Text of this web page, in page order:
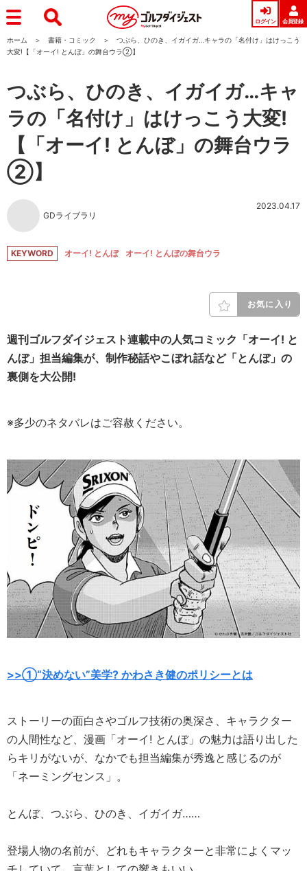
ログイン 会員登録
ホーム 書籍・コミック
つぶら、ひのき、イガイガ…キャラの「名付け」はけっこう
大変!【「オーイ! とんぼ」の舞台ウラ②】
つぶら、ひのき、イガイガ…キャ
ラの「名付け」はけっこう大変!
【「オーイ! とんぼ」の舞台ウラ
②】
GDライブラリ
2023.04.17
KEYWORD オーイ! とんぼ オーイ! とんぼの舞台ウラ
お気に入り
週刊ゴルフダイジェスト連載中の人気コミック「オーイ! と
んぼ」担当編集が、制作秘話やこぼれ話など「とんぼ」の
裏側を大公開!
※多少のネタバレはご容赦ください。
>>①“決めない”美学? かわさき健のポリシーとは
ストーリーの面白さやゴルフ技術の奥深さ、キャラクター
の人間性など、漫画「オーイ! とんぼ」の魅力は語り出した
らキリがないが、なかでも担当編集が秀逸と感じるのが
「ネーミングセンス」。
とんぼ、つぶら、ひのき、イガイガ……
登場人物の名前が、どれもキャラクターと非常によくマッ